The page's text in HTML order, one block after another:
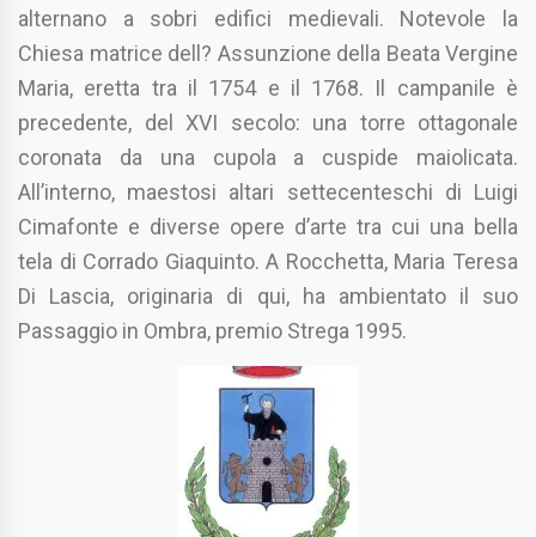
alternano a sobri edifici medievali. Notevole la
Chiesa matrice dell? Assunzione della Beata Vergine
Maria, eretta tra il 1754 e il 1768. Il campanile è
precedente, del XVI secolo: una torre ottagonale
coronata da una cupola a cuspide maiolicata.
All’interno, maestosi altari settecenteschi di Luigi
Cimafonte e diverse opere d’arte tra cui una bella
tela di Corrado Giaquinto. A Rocchetta, Maria Teresa
Di Lascia, originaria di qui, ha ambientato il suo
Passaggio in Ombra, premio Strega 1995.